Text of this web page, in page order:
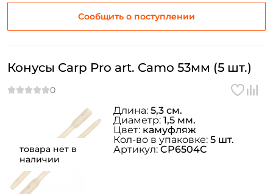
Сообщить о поступлении
товара нет в
наличии
Конусы Carp Pro art. Camo 53мм (5 шт.)
Длина: 5,3 см.
Диаметр: 1,5 мм.
Цвет: камуфляж
Кол-во в упаковке: 5 шт.
Артикул:CP6504C
Создать аккаунт
Email: *